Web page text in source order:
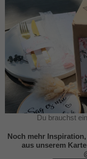
Du brauchst
Noch mehr
aus unserem